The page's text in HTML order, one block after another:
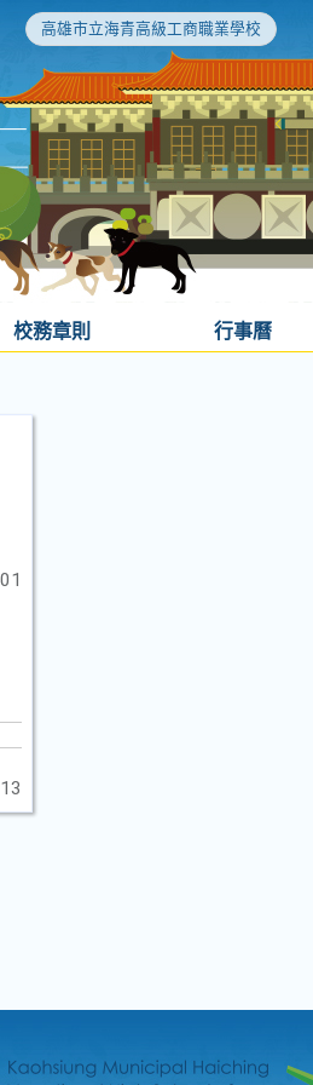
高雄市立海青高級工商職業學校
校務章則 行事曆